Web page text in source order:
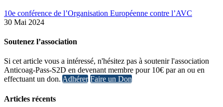
10e conférence de l’Organisation Européenne contre l’AVC
30 Mai 2024
Soutenez l’association
Si cet article vous a intéressé, n'hésitez pas à soutenir l'association
Anticoag-Pass-S2D en devenant membre pour 10€ par an ou en
effectuant un don. Adhérer Faire un Don
Articles récents